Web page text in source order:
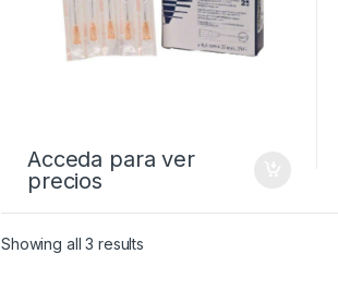
Acceda para ver
precios
Showing all 3 results